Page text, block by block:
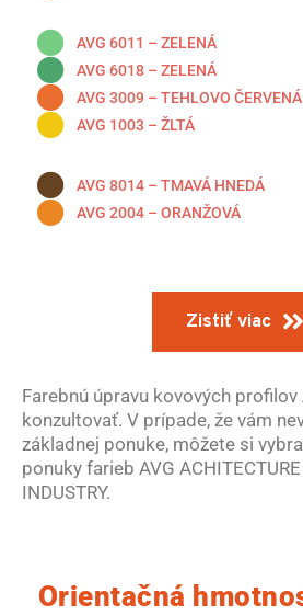
AVG 6011 – ZELENÁ
AVG 6018 – ZELENÁ
AVG 3009 – TEHLOVO ČERVENÁ
AVG 1003 – ŽLTÁ
AVG 8014 – TMAVÁ HNEDÁ
AVG 2004 – ORANŽOVÁ
Zistiť viac
Farebnú úpravu kovových
konzultovať. V prípade, že vám
základnej ponuke, môžete si
ponuky farieb AVG ACHITECTURE
INDUSTRY.
Orientačná